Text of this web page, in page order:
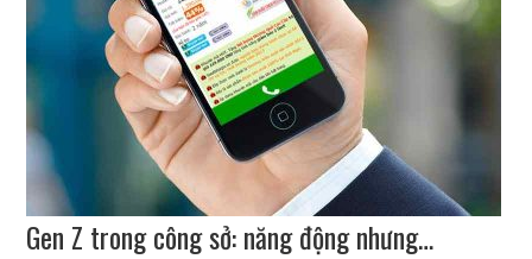
Gen Z trong công sở: năng động nhưng…